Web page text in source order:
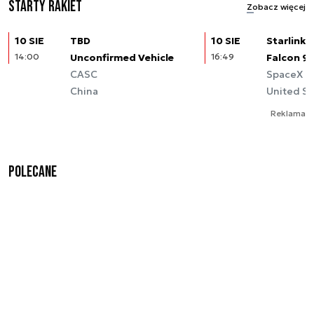
Starty rakiet Zobacz więcej
10 SIE
14:00
TBD
Unconfirmed Vehicle
CASC
China
10 SIE
16:49
Starlink
Falcon 9
SpaceX
United
Reklama
Polecane